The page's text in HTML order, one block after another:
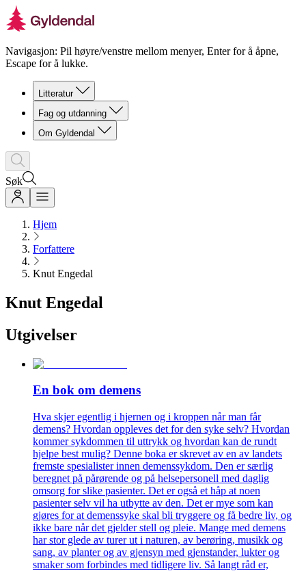
Navigasjon: Pil høyre/venstre mellom menyer, Enter for å åpne,
Escape for å lukke.
Litteratur
Fag og utdanning
Om Gyldendal
Søk
Hjem
Forfattere
Knut Engedal
Knut Engedal
Utgivelser
En bok om demens
Hva skjer egentlig i hjernen og i kroppen når man får
demens? Hvordan oppleves det for den syke selv? Hvordan
kommer sykdommen til uttrykk og hvordan kan de rundt
hjelpe best mulig? Denne boka er skrevet av en av landets
fremste spesialister innen demenssykdom. Den er særlig
beregnet på pårørende og på helsepersonell med daglig
omsorg for slike pasienter. Det er også et håp at noen
pasienter selv vil ha utbytte av den. Det er mye som kan
gjøres for at demenssyke skal bli tryggere og få bedre liv, og
ikke bare når det gjelder stell og pleie. Mange med demens
har stor glede av turer ut i naturen, av berøring, musikk og
sang, av planter og av gjensyn med gjenstander, lukter og
smaker som forbindes med tidligere liv. Så langt råd er,